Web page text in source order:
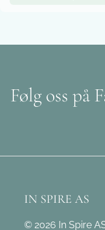
Følg oss på
IN SPIRE AS
© 2026 In Spire